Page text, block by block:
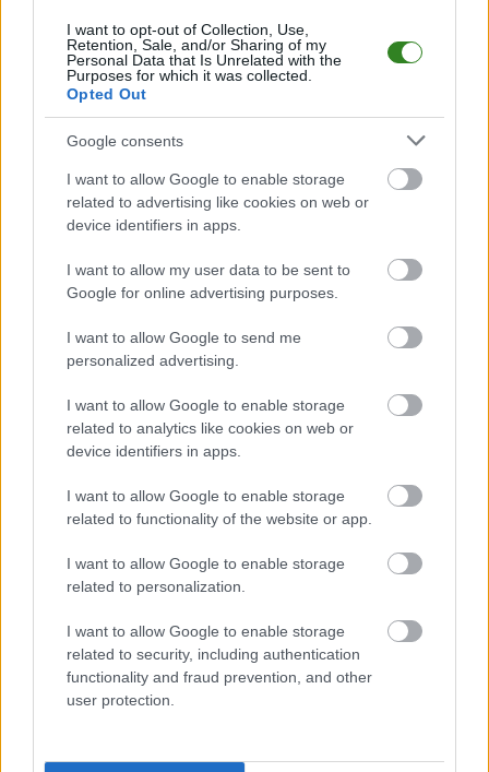
I want to opt-out of Collection, Use,
Retention, Sale, and/or Sharing of my
Personal Data that Is Unrelated with the
Purposes for which it was collected.
Opted Out
Google consents
I want to allow Google to enable storage
related to advertising like cookies on web or
device identifiers in apps.
I want to allow my user data to be sent to
Google for online advertising purposes.
I want to allow Google to send me
personalized advertising.
I want to allow Google to enable storage
related to analytics like cookies on web or
device identifiers in apps.
I want to allow Google to enable storage
related to functionality of the website or app.
I want to allow Google to enable storage
related to personalization.
I want to allow Google to enable storage
related to security, including authentication
functionality and fraud prevention, and other
user protection.
dniu 29 marca 2026. Początek meczu o godz. 14:00.
Górnovia Górno przystępuje do tego spotkania w roli gospodarza. Jak
drużyna radzi sobie w sezonie 2025/2026 rozgrywek Stalowa Wola >
Klasa A, gr. II przed własną publicznością? Na tej stronie możecie
zobaczyć tabelę uwzględniającą tylko mecze u siebie. W tabeli biorącej
pod uwagę tylko mecze wyjazdowe możecie natomiast sprawdzić jak
Stalowa Wola > Klasa A, gr. II - sytuacja w tabeli
Przed meczami 15. kolejki - Stalowa Wola > Klasa A, gr. II gospodarze
plasują się na 3. miejscu.
Poniżej znajdziesz także ostatnie mecze obu drużyn oraz statystyki
Górnovia Górno vs. KS Podwolina - relacja, wynik na żywo,
transmisja
Wynik meczu Górnovia Górno - KS Podwolina znajdziesz na naszej stronie
zaraz po jego zakończeniu. Jeżeli szukasz informacji meczowych, zajrzyj
Górnovia Górno vs. KS Podwolina - wynik, składy, strzelcy
Jeżeli w internecie lub TV dostępna jest
albo innych spotkań Stalowa Wola >
Klasa A, gr. II na pewno znajdziesz takie informacje na naszym portalu.
Możliwe jednak, że nigdzie nie pojawi się stream online z tego pojedynku.
Asseco Resovia| Developres Rzeszów |ITA TOOLS Stal Mielec
Cellfast Wilki Krosno| Texom Stal Rzeszów|Stal Mielec
Motor Lublin|Stal Rzeszów| Stal Stalowa Wola|Wisła Kraków
Resovia|Wieczysta Kraków